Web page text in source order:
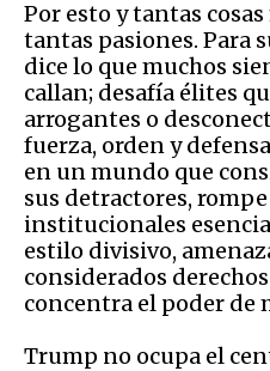
Por esto y tantas
tantas pasiones. Para
dice lo que muchos
callan; desafía élites
arrogantes o
fuerza, orden y
en un mundo que
sus detractores,
institucionales
estilo divisivo,
considerados
concentra el poder de
Trump no ocupa el